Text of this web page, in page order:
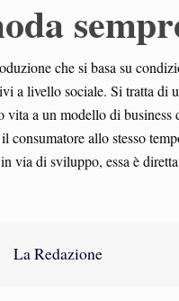
che si basa su
a livello sociale. Si tratta di
vita a un modello di
consumatore allo stesso
via di sviluppo, essa è
La Redazione